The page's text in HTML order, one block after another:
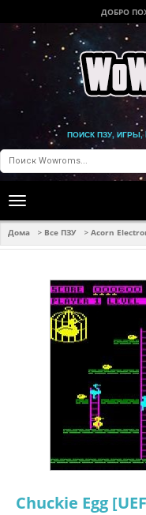
ДОБРО
ПОИСК ПЗУ, ИГРЫ,
Toggle
navigation
Дома > Все ПЗУ > Acorn
Chuckie Egg